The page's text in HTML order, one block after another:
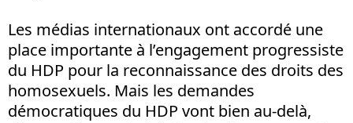
Les médias internationaux ont accordé une
place importante à l’engagement progressiste
du HDP pour la reconnaissance des droits des
homosexuels. Mais les demandes
démocratiques du HDP vont bien au-delà,